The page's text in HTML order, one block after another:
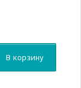
В корзину